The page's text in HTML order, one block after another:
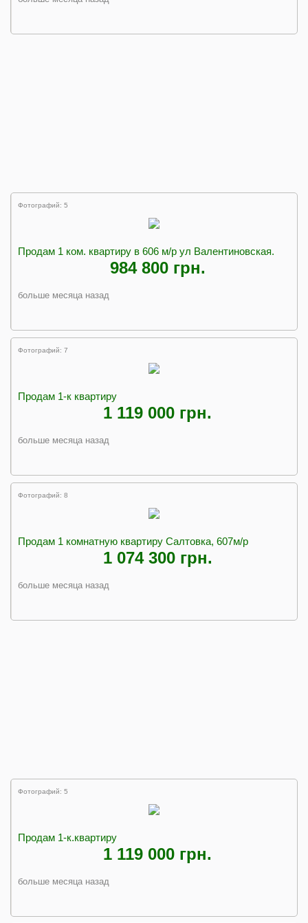
Фотографий: 5
Продам 1 ком. квартиру в 606 м/р ул Валентиновская.
984 800 грн.
больше месяца назад
Фотографий: 7
Продам 1-к квартиру
1 119 000 грн.
больше месяца назад
Фотографий: 8
Продам 1 комнатную квартиру Салтовка, 607м/р
1 074 300 грн.
больше месяца назад
Фотографий: 5
Продам 1-к.квартиру
1 119 000 грн.
больше месяца назад